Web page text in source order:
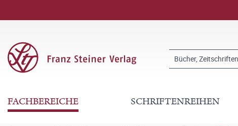
FACHBEREICHE SCHRIFTENREIHEN